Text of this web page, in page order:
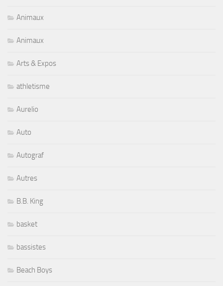
Animaux
Animaux
Arts & Expos
athletisme
Aurelio
Auto
Autograf
Autres
B.B. King
basket
bassistes
Beach Boys